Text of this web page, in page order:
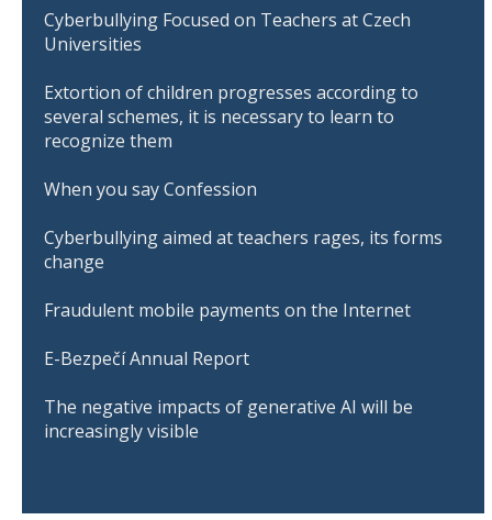
Cyberbullying Focused on Teachers at Czech
Universities
Extortion of children progresses according to
several schemes, it is necessary to learn to
recognize them
When you say Confession
Cyberbullying aimed at teachers rages, its forms
change
Fraudulent mobile payments on the Internet
E-Bezpečí Annual Report
The negative impacts of generative AI will be
increasingly visible